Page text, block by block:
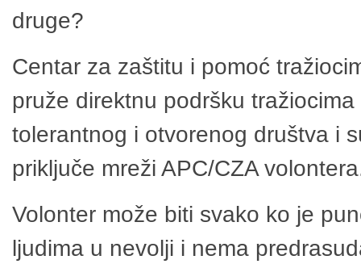
druge?
Centar za zaštitu i pomoć
pruže direktnu podršku
tolerantnog i otvorenog društva i
priključe mreži APC/CZA
Volonter može biti svako ko je
ljudima u nevolji i nema